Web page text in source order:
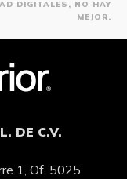
DIGITALES, NO HAY
MEJOR.
DE C.V.
1, Of. 5025